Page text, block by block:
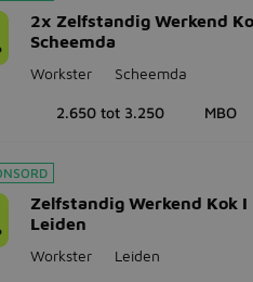
2x Zelfstandig Werkend
Scheemda
Workster Scheemda
2.650 tot 3.250 MBO
Zelfstandig Werkend Kok I
Leiden
Workster Leiden